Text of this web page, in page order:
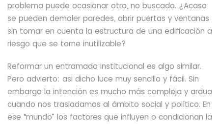
problema puede ocasionar otro, no buscado. ¿Acaso
se pueden demoler paredes, abrir puertas y ventanas
sin tomar en cuenta la estructura de una edificación a
riesgo que se torne inutilizable?
Reformar un entramado institucional es algo similar.
Pero advierto: asi dicho luce muy sencillo y fácil. Sin
embargo la intención es mucho más compleja y ardua
cuando nos trasladamos al ámbito social y político. En
ese “mundo” los factores que influyen o condicionan la